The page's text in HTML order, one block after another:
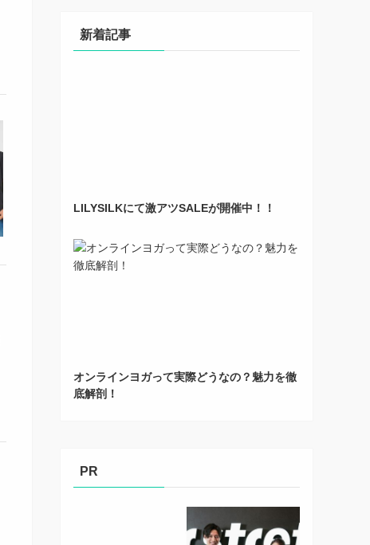
新着記事
LILYSILKにて激アツSALEが開催中！！
オンラインヨガって実際どうなの？魅力を徹
底解剖！
PR